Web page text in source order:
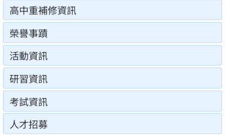
高中重補修資訊
榮譽事蹟
活動資訊
研習資訊
考試資訊
人才招募